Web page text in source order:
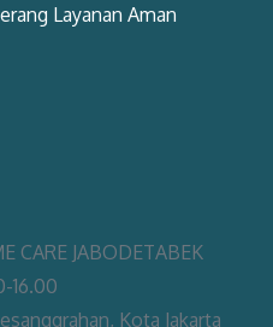
Layanan Aman
CARE JABODETABEK
16.00
Kota Jakarta